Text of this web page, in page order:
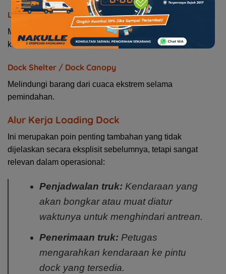
Lampu Docking
Memberikan pencahayaan yang cukup untuk menjaga
keamanan kerja.
Dock Shelter / Dock Canopy
Melindungi barang dari cuaca ekstrem selama
pemindahan.
Alur Kerja Loading Dock
Ini merupakan poin penting tambahan yang tidak
dijelaskan secara eksplisit sebelumnya, tetapi sangat
relevan dalam operasional:
Penjadwalan truk:Kendaraan yang
akan bongkar atau muat diatur
waktunya untuk menghindari antrean.
Penerimaan truk:Petugas
mengarahkan kendaraan ke pintu
dock yang tersedia.